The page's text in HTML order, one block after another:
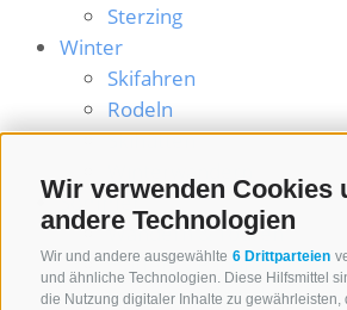
Wir verwenden Cookies
andere Technologien
Wir und andere ausgewählte 6 Drittparteien
und ähnliche Technologien. Diese Hilfsmittel
die Nutzung digitaler Inhalte zu gewährleisten,
Sterzing
Winter
Skifahren
Rodeln
Skihütten
Sommer
Wandern & Touren
Hütten & Panorama
Sommerrodelbahn